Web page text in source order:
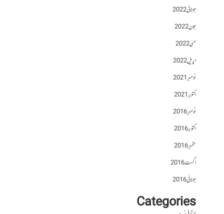
جولائی 2022
جون 2022
مئی 2022
اپریل 2022
نومبر 2021
اکتوبر 2021
نومبر 2016
اکتوبر 2016
ستمبر 2016
اگست 2016
جولائی 2016
Categories